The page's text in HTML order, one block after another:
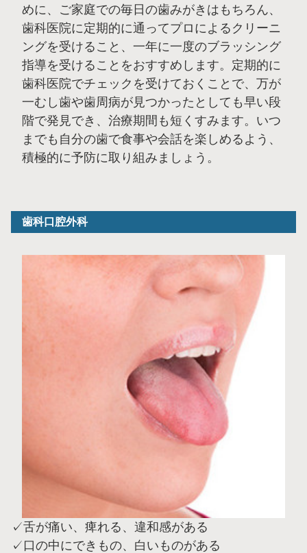
めに、ご家庭での毎日の歯みがきはもちろん、
歯科医院に定期的に通ってプロによるクリーニ
ングを受けること、一年に一度のブラッシング
指導を受けることをおすすめします。定期的に
歯科医院でチェックを受けておくことで、万が
一むし歯や歯周病が見つかったとしても早い段
階で発見でき、治療期間も短くすみます。いつ
までも自分の歯で食事や会話を楽しめるよう、
積極的に予防に取り組みましょう。
歯科口腔外科
✓舌が痛い、痺れる、違和感がある
✓口の中にできもの、白いものがある